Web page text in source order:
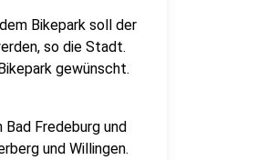
Bikepark soll der
so die Stadt.
gewünscht.
Fredeburg und
und Willingen.